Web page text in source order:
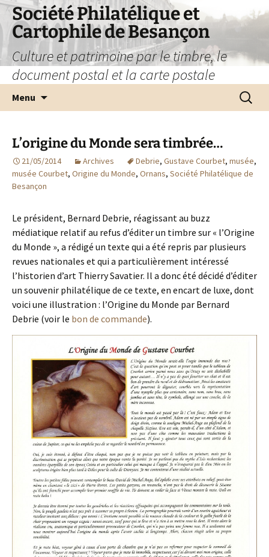
Société Philatélique et
Cartophile de Besançon
Culture et patrimoine par le timbre, le
document postal et la carte postale
Menu
L’origine du Monde sera timbrée…
21/05/2014 Archives Debrie, Gustave Courbet, musée,
musée Courbet, Origine du Monde, Ornans, Société Philatélique de
Besançon
Le président, Bernard Debrie, réagissant au buzz
médiatique relatif au refus d’éditer un timbre sur « l’Origine
du Monde », a rédigé un texte qui a été repris par plusieurs
revues nationales et qui a particulièrement intéressé
l’historien d’art Thierry Savatier. Il a donc été décidé d’éditer
un souvenir philatélique de ce texte, en encart de luxe, dont
voici une illustration : l’Origine du Monde par Bernard
Debrie (voir le bon de commande).